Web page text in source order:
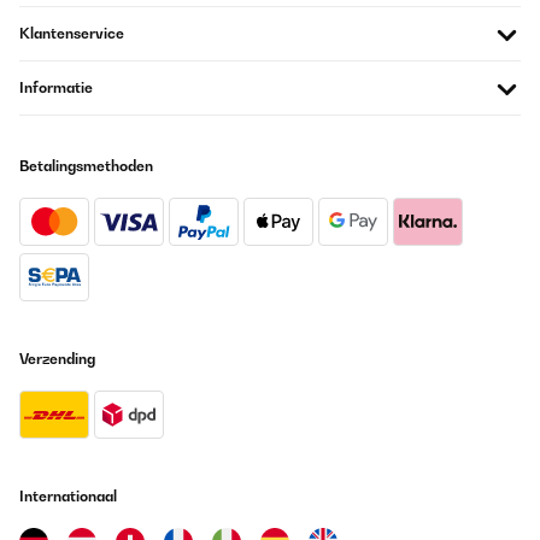
Vertaal
Klantenservice
Informatie
Betalingsmethoden
Verzending
Internationaal